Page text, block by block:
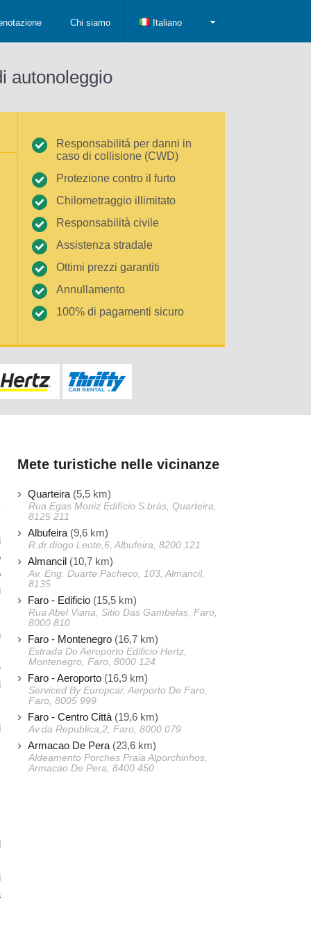
Chi siamo Italiano
autonoleggio
Responsabilitá per danni in
caso di collisione (CWD)
Protezione contro il furto
Chilometraggio illimitato
Responsabilità civile
Assistenza stradale
Ottimi prezzi garantiti
Annullamento
100% di pagamenti sicuro
Mete turistiche nelle vicinanze
Quarteira (5,5 km)
Rua Egas Moniz Edifício S.brás, Quarteira,
8125 211
Albufeira (9,6 km)
R.dr.diogo Leote,6, Albufeira, 8200 121
Almancil (10,7 km)
Av. Eng. Duarte Pacheco, 103, Almancil,
8135
Faro - Edificio (15,5 km)
Rua Abel Viana, Sitio Das Gambelas, Faro,
8000 810
Faro - Montenegro (16,7 km)
Estrada Do Aeroporto Edificio Hertz,
Montenegro, Faro, 8000 124
Faro - Aeroporto (16,9 km)
Serviced By Europcar, Aerporto De Faro,
Faro, 8005 999
Faro - Centro Città (19,6 km)
Av.da Republica,2, Faro, 8000 079
Armacao De Pera (23,6 km)
Aldeamento Porches Praia Alporchinhos,
Armacao De Pera, 8400 450